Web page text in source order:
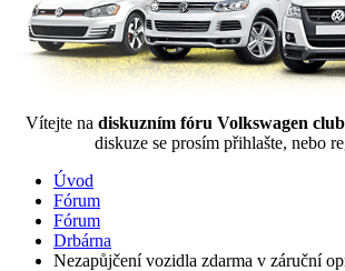
Vítejte na diskuzním fóru Volkswagen
diskuze se prosím přihlašte, nebo
Úvod
Fórum
Fórum
Drbárna
Nezapůjčení vozidla zdarma v záruční